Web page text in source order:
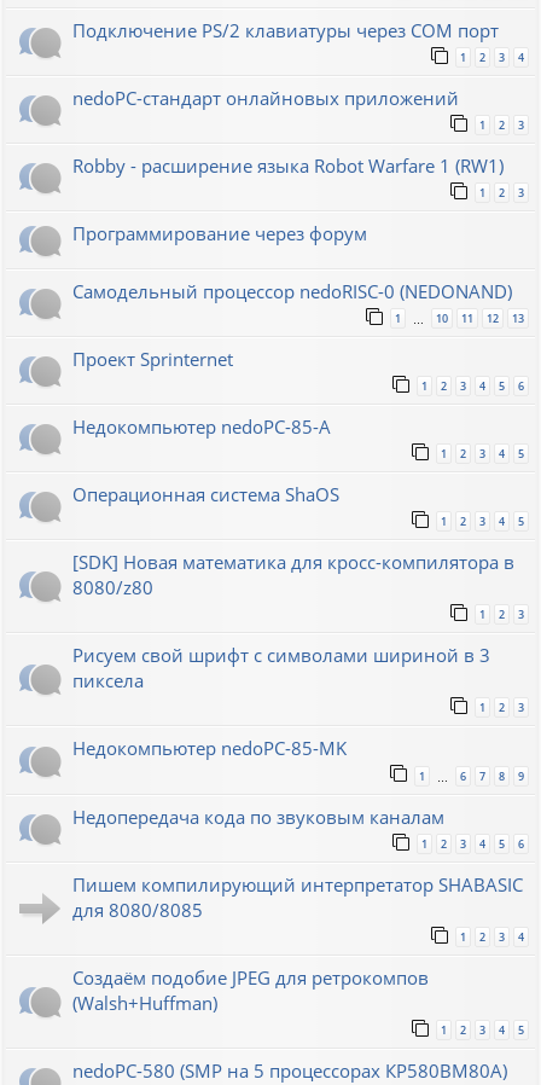
Подключение PS/2 клавиатуры через COM порт
1 2 3 4
nedoPC-стандарт онлайновых приложений
1 2 3
Robby - расширение языка Robot Warfare 1 (RW1)
1 2 3
Программирование через форум
Самодельный процессор nedoRISC-0 (NEDONAND)
1 10 11 12 13
Проект Sprinternet
1 2 3 4 5 6
Недокомпьютер nedoPC-85-A
1 2 3 4 5
Операционная система ShaOS
1 2 3 4 5
[SDK] Новая математика для кросс-компилятора в
8080/z80
1 2 3
Рисуем свой шрифт с символами шириной в 3
пиксела
1 2 3
Недокомпьютер nedoPC-85-MK
1 6 7 8 9
Недопередача кода по звуковым каналам
1 2 3 4 5 6
Пишем компилирующий интерпретатор SHABASIC
для 8080/8085
1 2 3 4
Создаём подобие JPEG для ретрокомпов
(Walsh+Huffman)
1 2 3 4 5
nedoPC-580 (SMP на 5 процессорах КР580ВМ80А)